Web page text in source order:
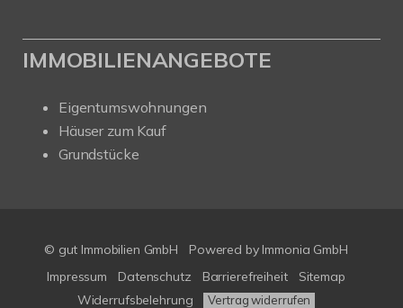
IMMOBILIENANGEBOTE
Eigentumswohnungen
Häuser zum Kauf
Grundstücke
© gut Immobilien GmbH Powered by Immonia GmbH
Impressum
Datenschutz Barrierefreiheit
Sitemap
Widerrufsbelehrung
Vertrag widerrufen